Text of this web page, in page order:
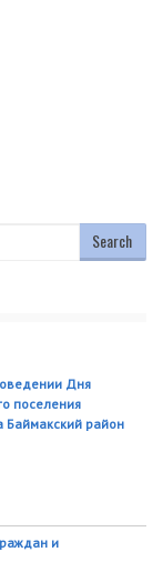
Дня
поселения
Баймакский район
и